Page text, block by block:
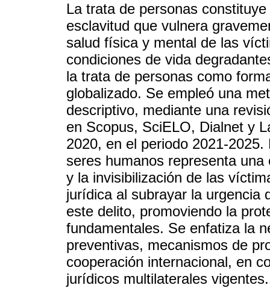
La trata de personas
esclavitud que vulnera
salud física y mental de las
condiciones de vida
la trata de personas como
globalizado. Se empleó una
descriptivo, mediante una
en Scopus, SciELO, Dialnet y
2020, en el periodo 2021-
seres humanos representa
y la invisibilización de las
jurídica al subrayar la urgencia
este delito, promoviendo la
fundamentales. Se enfatiza la
preventivas, mecanismos de
cooperación internacional, en
jurídicos multilaterales vigentes.